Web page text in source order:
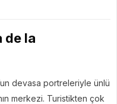
de la
devasa portreleriyle ünlü
merkezi. Turistikten çok